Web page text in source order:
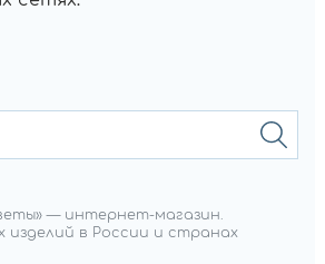
— интернет-магазин.
изделий в России и странах